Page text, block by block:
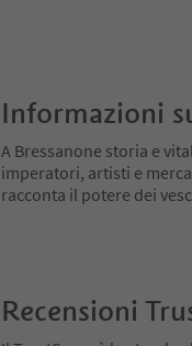
Informazioni
A Bressanone storia e
imperatori, artisti e
racconta il potere dei
Recensioni